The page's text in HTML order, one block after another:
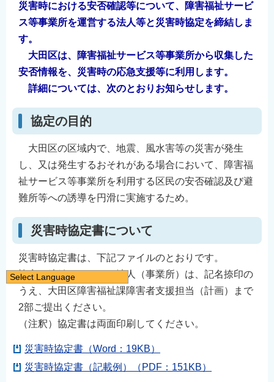
災害時における安否確認等について、障害福祉サービ
ス等事業所を運営する法人等と災害時協定を締結しま
す。
大田区は、障害福祉サービス等事業所から収集した
安否情報を、災害時の応急支援等に利用します。
詳細については、次のとおりお知らせします。
協定の目的
大田区の区域内で、地震、風水害等の災害が発生
し、又は発生するおそれがある場合において、障害福
祉サービス等事業所を利用する区民の安否確認及び避
難所等への誘導を円滑に実施するため。
災害時協定書について
災害時協定書は、下記ファイルのとおりです。
協定を締結いただける法人（事業所）は、記名捺印の
うえ、大田区障害福祉課障害者支援担当（計画）まで
2部ご提出ください。
（注釈）協定書は両面印刷してください。
災害時協定書（Word：19KB）
災害時協定書（記載例）（PDF：151KB）
Select Language
日本語
English
简体中文
繁體中文
한국어